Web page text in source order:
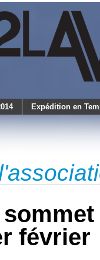
Expédition en
février